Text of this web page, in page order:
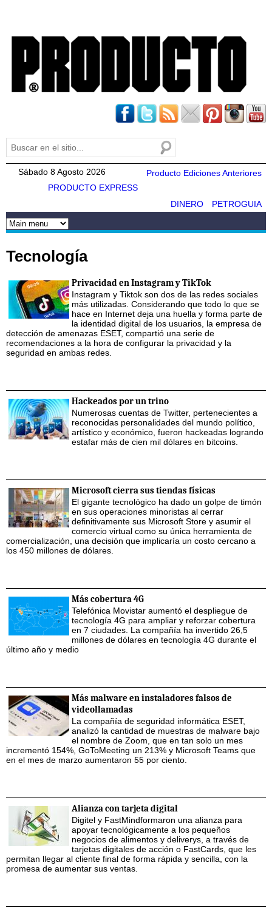
Formulario de búsqueda
Buscar
Sábado 8 Agosto 2026
Producto Ediciones Anteriores
PRODUCTO EXPRESS
PETROGUIA
DINERO
Tecnología
Privacidad en Instagram y TikTok
Instagram y Tiktok son dos de las redes sociales
más utilizadas. Considerando que todo lo que se
hace en Internet deja una huella y forma parte de
la identidad digital de los usuarios, la empresa de
detección de amenazas ESET, compartió una serie de
recomendaciones a la hora de configurar la privacidad y la
seguridad en ambas redes.
Hackeados por un trino
Numerosas cuentas de Twitter, pertenecientes a
reconocidas personalidades del mundo político,
artístico y económico, fueron hackeadas logrando
estafar más de cien mil dólares en bitcoins.
Microsoft cierra sus tiendas físicas
El gigante tecnológico ha dado un golpe de timón
en sus operaciones minoristas al cerrar
definitivamente sus Microsoft Store y asumir el
comercio virtual como su única herramienta de
comercialización, una decisión que implicaría un costo cercano a
los 450 millones de dólares.
Más cobertura 4G
Telefónica Movistar aumentó el despliegue de
tecnología 4G para ampliar y reforzar cobertura
en 7 ciudades. La compañía ha invertido 26,5
millones de dólares en tecnología 4G durante el
último año y medio
Más malware en instaladores falsos de
videollamadas
La compañía de seguridad informática ESET,
analizó la cantidad de muestras de malware bajo
el nombre de Zoom, que en tan solo un mes
incrementó 154%, GoToMeeting un 213% y Microsoft Teams que
en el mes de marzo aumentaron 55 por ciento.
Alianza con tarjeta digital
Digitel y FastMindformaron una alianza para
apoyar tecnológicamente a los pequeños
negocios de alimentos y deliverys, a través de
tarjetas digitales de acción o FastCards, que les
permitan llegar al cliente final de forma rápida y sencilla, con la
promesa de aumentar sus ventas.